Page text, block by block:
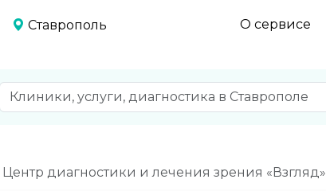
Ставрополь О сервисе
Центр диагностики и лечения зрения «Взгляд»